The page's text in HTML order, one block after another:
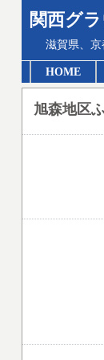
関西グ
滋賀県、京
HOME
旭森地区